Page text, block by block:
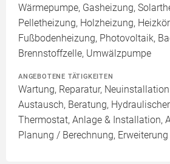
Wärmepumpe, Gasheizung,
Pelletheizung, Holzheizung,
Fußbodenheizung, Photovoltaik,
Brennstoffzelle, Umwälzpumpe
ANGEBOTENE TÄTIGKEITEN
Wartung, Reparatur,
Austausch, Beratung,
Thermostat, Anlage & Installation,
Planung / Berechnung, Erweiterung